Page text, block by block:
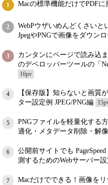
1 Macの標準機能だけでPDF
2
WebPウザいめんどくさいと
JpegやPNGで画像をダウンロ
3
カンタンにページで読み込
のデベロッパーツールの「
16pv
4
【保存版】知らないと画質
ター設定例 JPEG/PNG編
5
PNGファイルを軽量化する
適化・メタデータ削除・解
6
公開前サイトでも
測するためのWebサーバー
7
Macだけでできる！画像を